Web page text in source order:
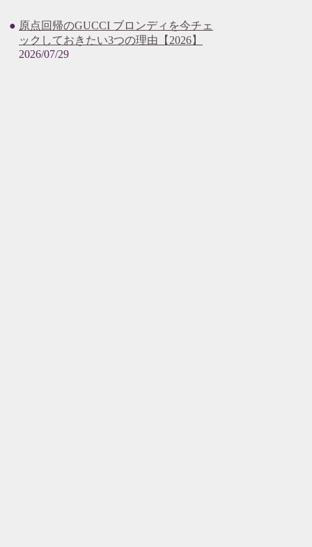
原点回帰のGUCCI ブロンディを今チェ
ックしておきたい3つの理由【2026】
2026/07/29